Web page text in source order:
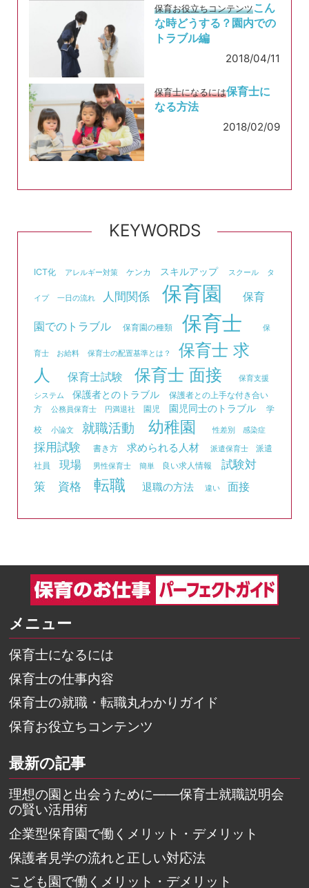
保育お役立ちコンテンツこん
な時どうする？園内での
トラブル編
2018/04/11
保育士になるには保育士に
なる方法
2018/02/09
KEYWORDS
ICT化 アレルギー対策 ケンカ スキルアップ スクール タ
イプ 一日の流れ 人間関係 保育園 保育
園でのトラブル 保育園の種類 保育士 保
育士 お給料 保育士の配置基準とは？
保育士 求
人
保育士試験 保育士 面接
保育支援
システム
保護者とのトラブル
保護者との上手な付き合い
方
公務員保育士 円満退社 園児 園児同士のトラブル
学
校
小論文 就職活動 幼稚園 性差別 感染症
採用試験 書き方 求められる人材 派遣保育士
派遣
社員
現場 男性保育士 簡単 良い求人情報
試験対
策
資格 転職 退職の方法 違い 面接
メニュー
保育士になるには
保育士の仕事内容
保育士の就職・転職丸わかりガイド
保育お役立ちコンテンツ
最新の記事
理想の園と出会うために――保育士就職説明会
の賢い活用術
企業型保育園で働くメリット・デメリット
保護者見学の流れと正しい対応法
こども園で働くメリット・デメリット